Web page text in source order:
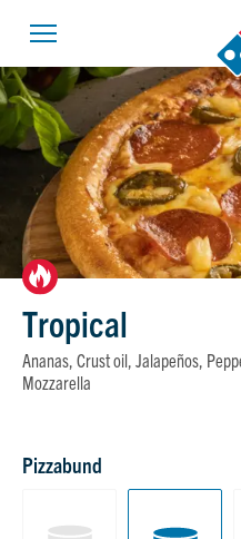
Tropical
Ananas, Crust oil, Jalapeños,
Mozzarella
Pizzabund